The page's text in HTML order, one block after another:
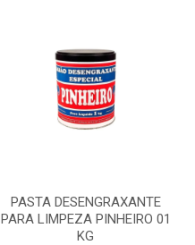
PASTA DESENGRAXANTE
PARA LIMPEZA PINHEIRO 01
KG